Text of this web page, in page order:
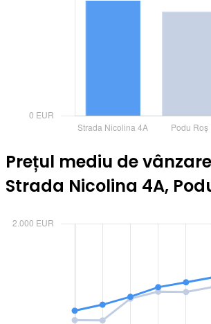
Prețul mediu de
Strada Nicolina 4A,